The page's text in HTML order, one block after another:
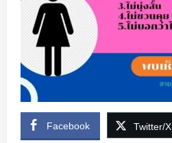
Facebook Twitter/X